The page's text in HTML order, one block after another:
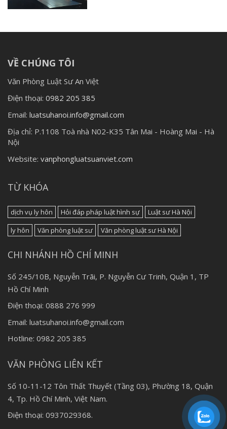
VỀ CHÚNG TÔI
Văn Phòng Luật Sư An Việt
Điện thoại: 0982 205 385
Email: luatsuhanoi.info@gmail.com
Địa chỉ: P.1108 Toà nhà N02-K35 Tân Mai - Hoàng Mai - Hà
Nội
Website: vanphongluatsuanviet.com
TỪ KHÓA
dịch vụ ly hôn Hỏi đáp pháp luật hình sự
Luật sư Hà Nội
ly hôn
Văn phòng luật sư Văn phòng luật sư Hà Nội
CHI NHÁNH HỒ CHÍ MINH
Số 245/10B, Nguyễn Trãi, P. Nguyễn Cư Trinh, Quận 1, TP
Hồ Chí Minh
Điện thoại: 0888 276 999
Email: luatsuhanoi.info@gmail.com
Hotline: 0982 205 385
VĂN PHÒNG LIÊN KẾT
Số 10-11-12 Tôn Thất Thuyết (Tầng 03), Phường 18, Quận
4, Tp. Hồ Chí Minh, Việt Nam.
Điện thoại: 0937029368.